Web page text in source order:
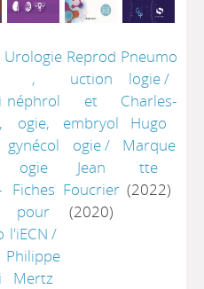
Urologie
,
néphrol
ogie,
gynécol
ogie
Fiches
pour
l'iECN /
Philippe
Mertz
Reprod
uction
et
embryol
ogie/
Jean
Foucrier
(2020)
Pneumo
logie/
Charles-
Hugo
Marque
tte
(2022)